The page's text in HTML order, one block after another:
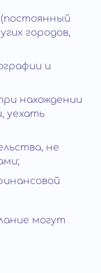
городов,
и
нахождении
уехать
не
могут